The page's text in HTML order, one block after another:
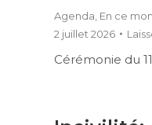
Agenda En ce
2 juillet 2026
Cérémonie du